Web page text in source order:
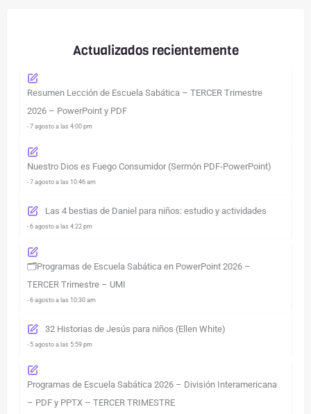
Actualizados recientemente
Resumen Lección de Escuela Sabática – TERCER Trimestre
2026 – PowerPoint y PDF
- 7 agosto a las 4:00 pm
Nuestro Dios es Fuego Consumidor (Sermón PDF-PowerPoint)
- 7 agosto a las 10:46 am
Las 4 bestias de Daniel para niños: estudio y actividades
- 6 agosto a las 4:22 pm
🗂️Programas de Escuela Sabática en PowerPoint 2026 –
TERCER Trimestre – UMI
- 6 agosto a las 10:30 am
32 Historias de Jesús para niños (Ellen White)
- 5 agosto a las 5:59 pm
Programas de Escuela Sabática 2026 – División Interamericana
– PDF y PPTX – TERCER TRIMESTRE